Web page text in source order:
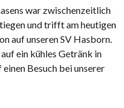
war zwischenzeitlich
und trifft am heutigen
auf unseren SV Hasborn.
ein kühles Getränk in
Besuch bei unserer